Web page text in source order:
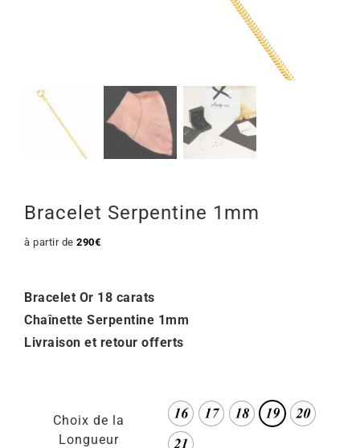
Bracelet Serpentine 1mm
à partir de 290€
Bracelet Or 18 carats
Chaînette Serpentine 1mm
Livraison et retour offerts
Choix de la
Longueur